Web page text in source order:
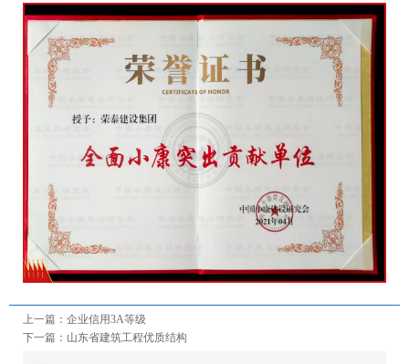
上一篇： 企业信用3A等级
下一篇： 山东省建筑工程优质结构